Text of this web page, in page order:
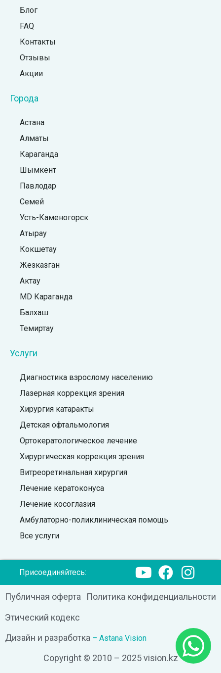
Блог
FAQ
Контакты
Отзывы
Акции
Города
Астана
Алматы
Караганда
Шымкент
Павлодар
Семей
Усть-Каменогорск
Атырау
Кокшетау
Жезказган
Актау
MD Караганда
Балхаш
Темиртау
Услуги
Диагностика взрослому населению
Лазерная коррекция зрения
Хирургия катаракты
Детская офтальмология
Ортокератологическое лечение
Хирургическая коррекция зрения
Витреоретинальная хирургия
Лечение кератоконуса
Лечение косоглазия
Амбулаторно-поликлиническая помощь
Все услуги
Присоединяйтесь:
Публичная оферта
Политика конфиденциальности
Этический кодекс
Дизайн и разработка – Astana Vision
Copyright © 2010 – 2025 vision.kz